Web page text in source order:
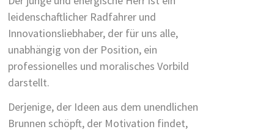
leidenschaftlicher Radfahrer und
Innovationsliebhaber, der für uns alle,
unabhängig von der Position, ein
professionelles und moralisches Vorbild
darstellt.
Derjenige, der Ideen aus dem unendlichen
Brunnen schöpft, der Motivation findet,